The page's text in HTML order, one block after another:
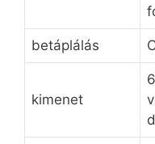
betáplálás
kimenet